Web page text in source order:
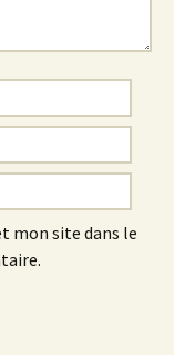
mon site dans le